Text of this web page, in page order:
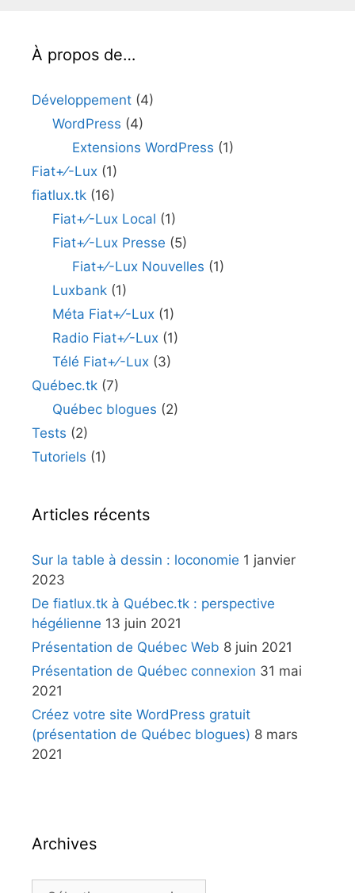
À propos de…
Développement (4)
WordPress (4)
Extensions WordPress (1)
Fiat+⁄-Lux (1)
fiatlux.tk (16)
Fiat+⁄-Lux Local (1)
Fiat+⁄-Lux Presse (5)
Fiat+⁄-Lux Nouvelles (1)
Luxbank(1)
Méta Fiat+⁄-Lux (1)
Radio Fiat+⁄-Lux (1)
Télé Fiat+⁄-Lux (3)
Québec.tk (7)
Québec blogues (2)
Tests (2)
Tutoriels (1)
Articles récents
Sur la table à dessin : loconomie 1 janvier
2023
De fiatlux.tk à Québec.tk : perspective
hégélienne 13 juin 2021
Présentation de Québec Web 8 juin 2021
Présentation de Québec connexion 31 mai
2021
Créez votre site WordPress gratuit
(présentation de Québec blogues) 8 mars
2021
Archives